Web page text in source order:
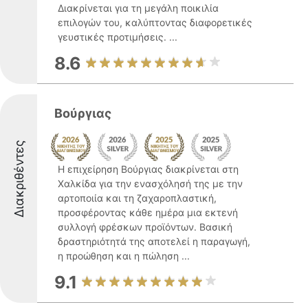
Διακρίνεται για τη μεγάλη ποικιλία
επιλογών του, καλύπτοντας διαφορετικές
γευστικές προτιμήσεις. ...
8.6
Διακριθέντες
Βούργιας
Η επιχείρηση Βούργιας διακρίνεται στη
Χαλκίδα για την ενασχόλησή της με την
αρτοποιία και τη ζαχαροπλαστική,
προσφέροντας κάθε ημέρα μια εκτενή
συλλογή φρέσκων προϊόντων. Βασική
δραστηριότητά της αποτελεί η παραγωγή,
η προώθηση και η πώληση ...
9.1